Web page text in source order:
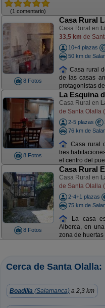
(1 comentario)
8 Fotos
Casa Rural
Casa Rural en
33,5 km de
10+4 plazas
50 km de
Casa rural
de las casas
protagonistas
8 Fotos
La Esquina
Casa Rural en
de Santa Olalla
2-5 plazas
76 km de
Casa rural
tres
el centro del
8 Fotos
Casa Rural
Casa Rural en
de Santa Olalla
2-4+1 plazas
75 km de
La casa
Alberca, en
zona de huertas
Cerca de Santa Olalla:
Boadilla (Salamanca) a 2,3 km